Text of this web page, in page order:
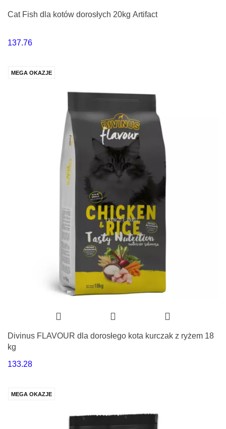
Cat Fish dla kotów dorosłych 20kg Artifact
137.76
MEGA OKAZJE
Divinus FLAVOUR dla dorosłego kota kurczak z ryżem 18
kg
133.28
MEGA OKAZJE